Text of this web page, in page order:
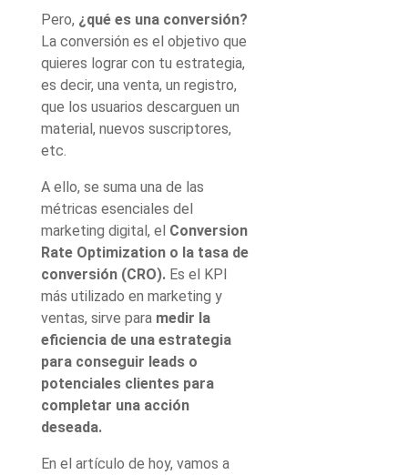
Pero, ¿qué es una conversión?
La conversión es el objetivo que
quieres lograr con tu estrategia,
es decir, una venta, un registro,
que los usuarios descarguen un
material, nuevos suscriptores,
etc.
A ello, se suma una de las
métricas esenciales del
marketing digital, el Conversion
Rate Optimization o la tasa de
conversión (CRO). Es el KPI
más utilizado en marketing y
ventas, sirve para medir la
eficiencia de una estrategia
para conseguir leads o
potenciales clientes para
completar una acción
deseada.
En el artículo de hoy, vamos a